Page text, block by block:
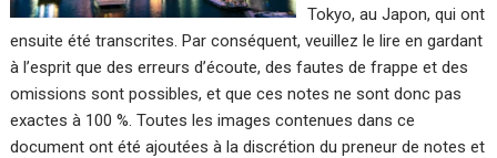
Tokyo, au Japon, qui ont
ensuite été transcrites. Par conséquent, veuillez le lire en gardant
à l’esprit que des erreurs d’écoute, des fautes de frappe et des
omissions sont possibles, et que ces notes ne sont donc pas
exactes à 100 %. Toutes les images contenues dans ce
document ont été ajoutées à la discrétion du preneur de notes et